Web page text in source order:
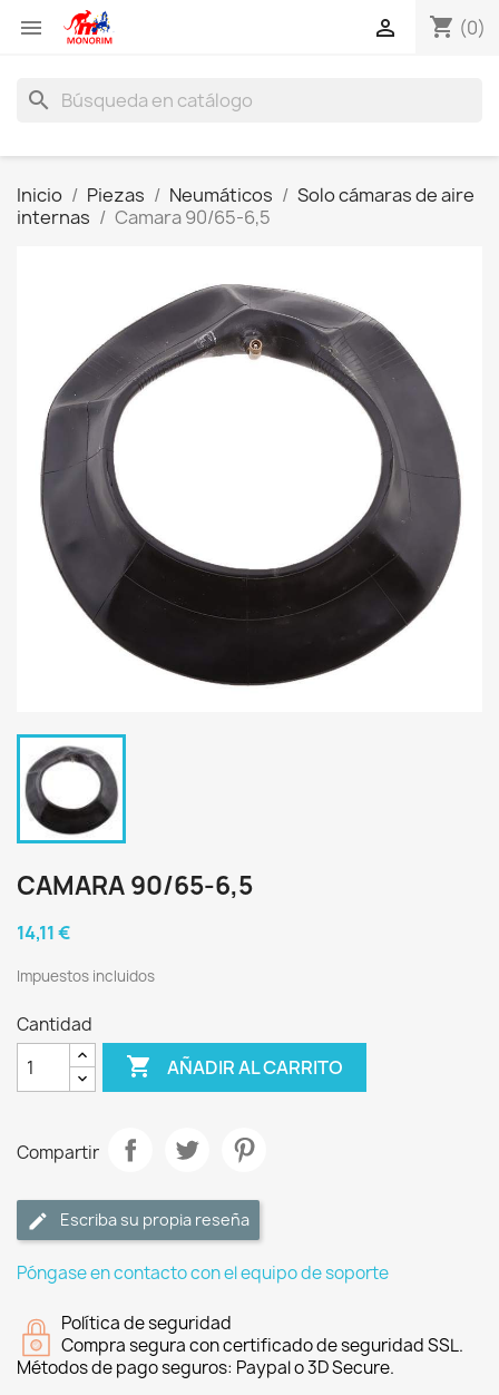
 shopping_cart (0)

search
Inicio Piezas Neumáticos
Solo cámaras de aire
internas
Camara 90/65-6,5
CAMARA 90/65-6,5
14,11 €
Impuestos incluidos
Cantidad
 AÑADIR AL CARRITO
Compartir
Escriba su propia reseña
Póngase en contacto con el equipo de soporte
Política de seguridad
Compra segura con certificado de seguridad SSL.
Métodos de pago seguros: Paypal o 3D Secure.